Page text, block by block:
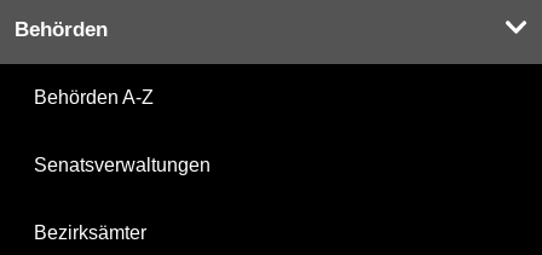
Behörden
Behörden A-Z
Senatsverwaltungen
Bezirksämter